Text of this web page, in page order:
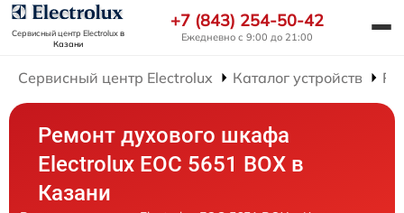
Сервисный центр Electroluxв
Казани
+7 (843) 254-50-42
Ежедневно с 9:00 до 21:00
Сервисный центр Electrolux Каталог устройств
Ремонт духового шкафа
Electrolux EOC 5651 BOX в
Казани